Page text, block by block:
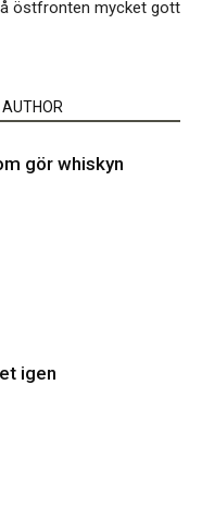
östfronten mycket gott
gör whiskyn
igen